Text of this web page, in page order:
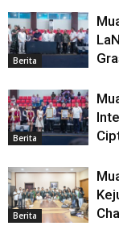
Berita
Berita
Berita